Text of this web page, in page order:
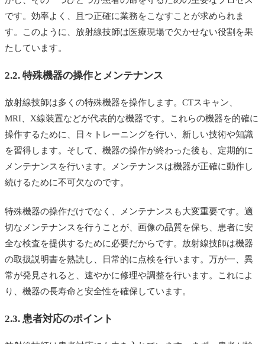
です。効率よく、且つ正確に業務をこなすことが求められま
す。このように、放射線技師は医療現場で欠かせない役割を果
たしています。
2.2. 特殊機器の操作とメンテナンス
放射線技師は多くの特殊機器を操作します。CTスキャン、
MRI、X線装置などが代表的な機器です。これらの機器を的確に
操作するために、日々トレーニングを行い、新しい技術や知識
を習得します。そして、機器の操作が終わった後も、定期的に
メンテナンスを行います。メンテナンスは機器が正確に動作し
続けるために不可欠なのです。
特殊機器の操作だけでなく、メンテナンスも大変重要です。適
切なメンテナンスを行うことが、画像の品質を保ち、患者に安
全な検査を提供するために必要だからです。放射線技師は機器
の取扱説明書を熟読し、日常的に点検を行います。万が一、異
常が発見されると、速やかに修理や調整を行います。これによ
り、機器の長寿命と安全性を確保しています。
2.3. 患者対応のポイント